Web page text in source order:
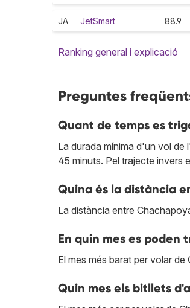
JA JetSmart 88.9
Ranking general i explicació
Preguntes
Quant de temps es
La durada mínima d'un vol
45 minuts. Pel trajecte invers
Quina és la distància
La distància entre
En quin mes es poden
El mes més barat per volar
Quin mes els bitllets